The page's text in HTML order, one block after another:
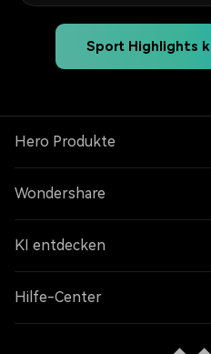
Sport Highlights
Hero Produkte
Wondershare
KI entdecken
Hilfe-Center